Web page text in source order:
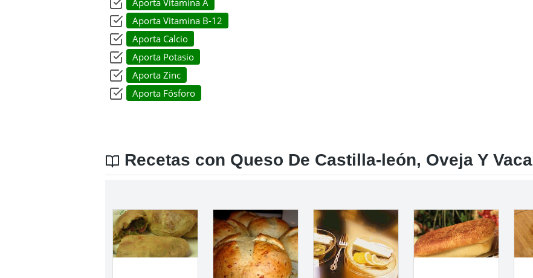
Aporta Vitamina A
Aporta Vitamina B-12
Aporta Calcio
Aporta Potasio
Aporta Zinc
Aporta Fósforo
Recetas con Queso De Castilla-león, Oveja Y Vaca